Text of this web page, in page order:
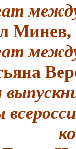
Минев,